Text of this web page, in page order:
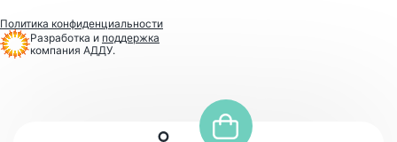
Политика конфиденциальности
Разработка и поддержка
компания АДДУ.